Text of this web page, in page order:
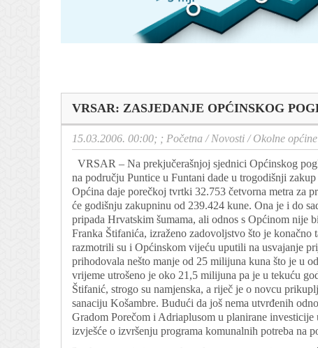
VRSAR: ZASJEDANJE OPĆINSKOG
15.03.2006. 00:00; ; Početna /Novosti /Okolne općine
VRSAR – Na prekjučerašnjoj sjednici Općinskog
na području Puntice u Funtani dade u trogodišnji
Općina daje porečkoj tvrtki 32.753 četvorna metra za
će godišnju zakupninu od 239.424 kune. Ona je i do
pripada Hrvatskim šumama, ali odnos s Općinom nije
Franka Štifanića, izraženo zadovoljstvo što je
razmotrili su i Općinskom vijeću uputili na usvajanje
prihodovala nešto manje od 25 milijuna kuna što je u
vrijeme utrošeno je oko 21,5 milijuna pa je u tekuću
Štifanić, strogo su namjenska, a riječ je o novcu
sanaciju Košambre. Budući da još nema utvrđenih
Gradom Porečom i Adriaplusom u planirane
izvješće o izvršenju programa komunalnih potreba na